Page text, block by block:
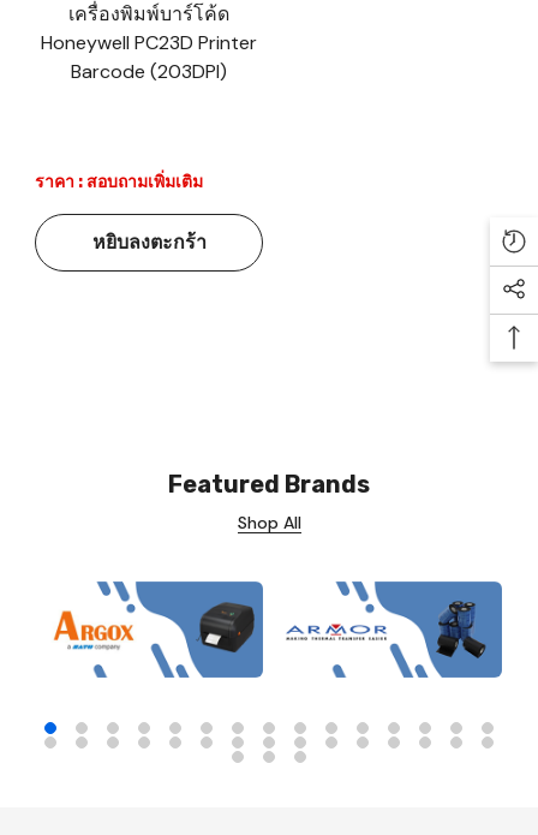
เครื่องพิมพ์บาร์โค้ด
Honeywell PC23D Printer
Barcode (203DPI)
ราคา : สอบถามเพิ่มเติม
หยิบลงตะกร้า
Featured Brands
Shop All